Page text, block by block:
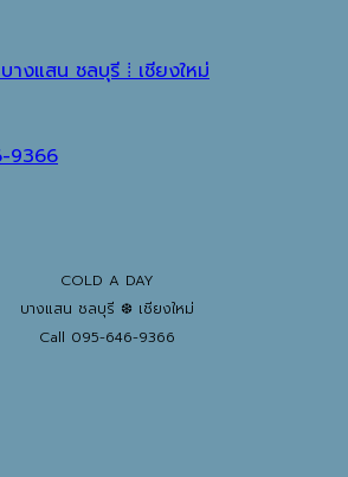
างแสน ชลบุรี ⁞ เชียงใหม่
9366
COLD A DAY
บางแสน ชลบุรี ❆ เชียงใหม่
Call 095-646-9366